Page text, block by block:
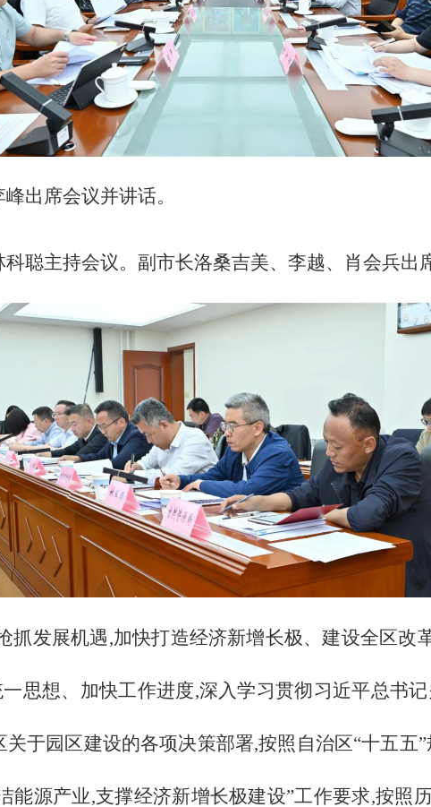
出席会议并讲话。
聪主持会议。副市长洛桑吉美、李越、肖会兵出
抓发展机遇,加快打造经济新增长极、建设全区改
思想、加快工作进度,深入学习贯彻习近平总书
于园区建设的各项决策部署,按照自治区“十五五
能源产业,支撑经济新增长极建设”工作要求,按照